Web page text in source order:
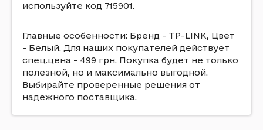
используйте код 715901.
Главные особенности: Бренд - TP-LINK, Цвет
- Белый. Для наших покупателей действует
спец.цена - 499 грн. Покупка будет не только
полезной, но и максимально выгодной.
Выбирайте проверенные решения от
надежного поставщика.